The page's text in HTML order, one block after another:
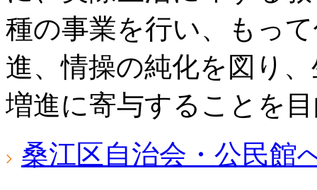
種の事業を行い、もっ
進、情操の純化を図り
増進に寄与することを
桑江区自治会・公民館